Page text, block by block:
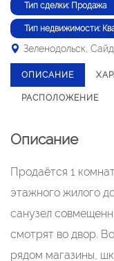
Тип сделки: Продажа
Тип недвижимости:
Зеленодольск,
ОПИСАНИЕ
РАСПОЛОЖЕНИЕ
Описание
Продаётся 1
этажного жилого
санузел
смотрят во двор.
рядом магазины,